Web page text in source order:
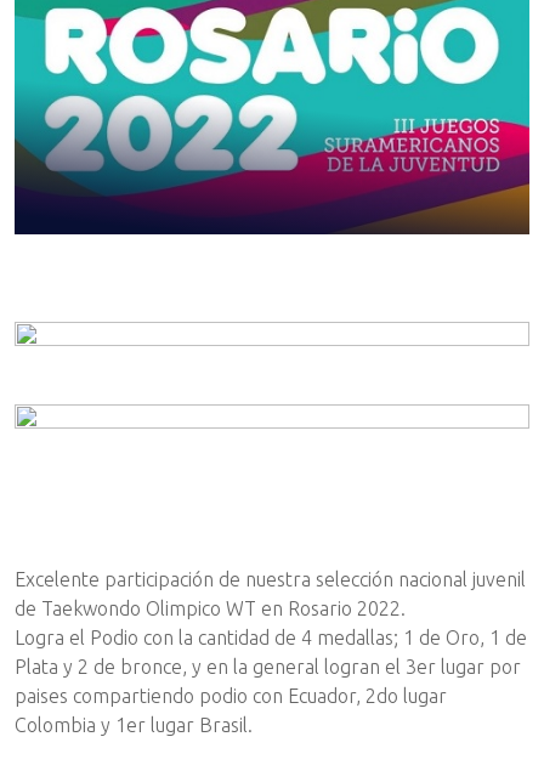
Excelente participación de nuestra selección nacional juvenil
de Taekwondo Olimpico WT en Rosario 2022.
Logra el Podio con la cantidad de 4 medallas; 1 de Oro, 1 de
Plata y 2 de bronce, y en la general logran el 3er lugar por
paises compartiendo podio con Ecuador, 2do lugar
Colombia y 1er lugar Brasil.